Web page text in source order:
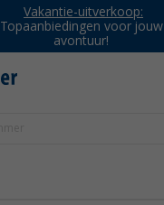
Vakantie-uitverkoop:
Topaanbiedingen voor jouw
avontuur!